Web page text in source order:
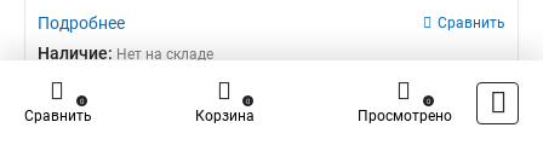
Подробнее Сравнить
Наличие: Нет на складе
Сравнить
0
Корзина
0
Просмотрено
0